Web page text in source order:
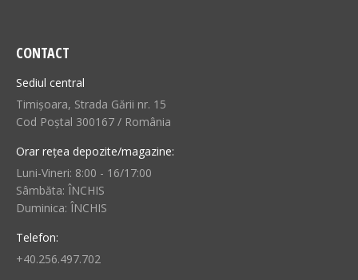
CONTACT
Sediul central
Timișoara, Strada Gării nr. 15
Cod Poștal 300167 / România
Orar rețea depozite/magazine:
Luni-Vineri: 8:00 - 16/17:00
Sâmbăta: ÎNCHIS
Duminica: ÎNCHIS
Telefon:
+40.256.497.702